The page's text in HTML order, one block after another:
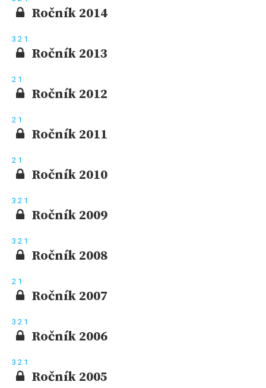
Ročník 2014
3 2 1
Ročník 2013
2 1
Ročník 2012
2 1
Ročník 2011
2 1
Ročník 2010
3 2 1
Ročník 2009
3 2 1
Ročník 2008
2 1
Ročník 2007
3 2 1
Ročník 2006
3 2 1
Ročník 2005